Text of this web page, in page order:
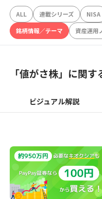
ALL 連載シリーズ NISA
銘柄情報／テーマ
資産運用
「値がさ株」に関す
ビジュアル解説